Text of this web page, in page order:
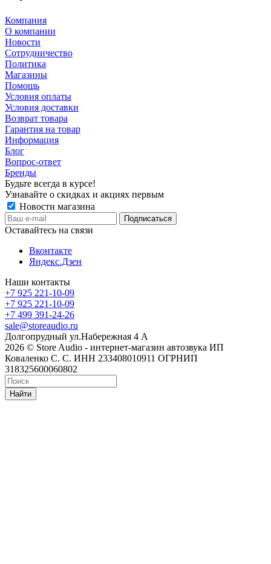
Компания
О компании
Новости
Сотрудничество
Политика
Магазины
Помощь
Условия оплаты
Условия доставки
Возврат товара
Гарантия на товар
Информация
Блог
Вопрос-ответ
Бренды
Будьте всегда в курсе!
Узнавайте о скидках и акциях первым
Новости магазина
Оставайтесь на связи
Вконтакте
Яндекс.Дзен
Наши контакты
+7 925 221-10-09
+7 925 221-10-09
+7 499 391-24-26
sale@storeaudio.ru
Долгопрудный ул.Набережная 4 А
2026 © Store Audio - интернет-магазин автозвука ИП
Коваленко С. С. ИНН 233408010911 ОГРНИП
318325600060802
Найти